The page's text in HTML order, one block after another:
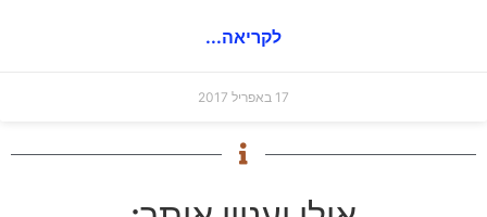
לקריאה...
17 באפריל 2017